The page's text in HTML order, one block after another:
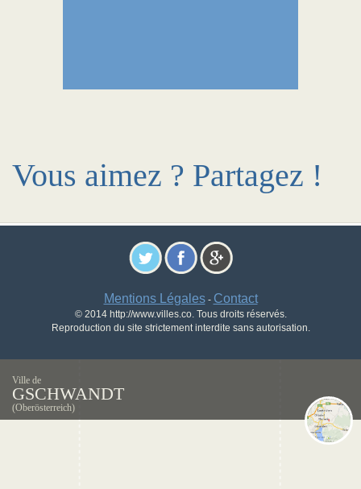
Vous aimez ? Partagez !
Mentions Légales- Contact
© 2014 http://www.villes.co. Tous droits réservés.
Reproduction du site strictement interdite sans autorisation.
Ville de
GSCHWANDT
(Oberösterreich)